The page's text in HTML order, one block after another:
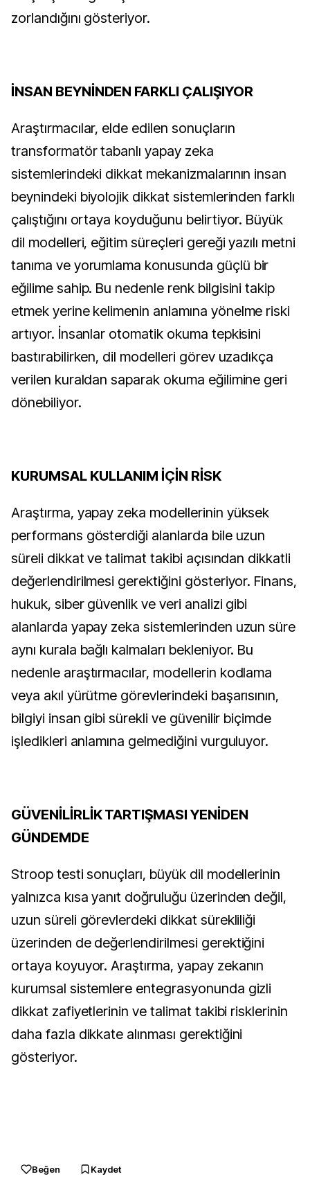
zorlandığını gösteriyor.
İNSAN BEYNİNDEN FARKLI ÇALIŞIYOR
Araştırmacılar, elde edilen sonuçların
transformatör tabanlı yapay zeka
sistemlerindeki dikkat mekanizmalarının insan
beynindeki biyolojik dikkat sistemlerinden farklı
çalıştığını ortaya koyduğunu belirtiyor. Büyük
dil modelleri, eğitim süreçleri gereği yazılı metni
tanıma ve yorumlama konusunda güçlü bir
eğilime sahip. Bu nedenle renk bilgisini takip
etmek yerine kelimenin anlamına yönelme riski
artıyor. İnsanlar otomatik okuma tepkisini
bastırabilirken, dil modelleri görev uzadıkça
verilen kuraldan saparak okuma eğilimine geri
dönebiliyor.
KURUMSAL KULLANIM İÇİN RİSK
Araştırma, yapay zeka modellerinin yüksek
performans gösterdiği alanlarda bile uzun
süreli dikkat ve talimat takibi açısından dikkatli
değerlendirilmesi gerektiğini gösteriyor. Finans,
hukuk, siber güvenlik ve veri analizi gibi
alanlarda yapay zeka sistemlerinden uzun süre
aynı kurala bağlı kalmaları bekleniyor. Bu
nedenle araştırmacılar, modellerin kodlama
veya akıl yürütme görevlerindeki başarısının,
bilgiyi insan gibi sürekli ve güvenilir biçimde
işledikleri anlamına gelmediğini vurguluyor.
GÜVENİLİRLİK TARTIŞMASI YENİDEN
GÜNDEMDE
Stroop testi sonuçları, büyük dil modellerinin
yalnızca kısa yanıt doğruluğu üzerinden değil,
uzun süreli görevlerdeki dikkat sürekliliği
üzerinden de değerlendirilmesi gerektiğini
ortaya koyuyor. Araştırma, yapay zekanın
kurumsal sistemlere entegrasyonunda gizli
dikkat zafiyetlerinin ve talimat takibi risklerinin
daha fazla dikkate alınması gerektiğini
gösteriyor.
Beğen Kaydet